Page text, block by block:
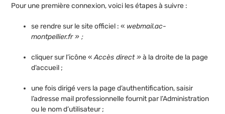
Pour une première connexion, voici les étapes à suivre :
se rendre sur le site officiel : « webmail.ac-
montpellier.fr » ;
cliquer sur l’icône «Accès direct »à la droite de la page
d’accueil ;
une fois dirigé vers la page d’authentification, saisir
l’adresse mail professionnelle fournit par l’Administration
ou le nom d’utilisateur ;